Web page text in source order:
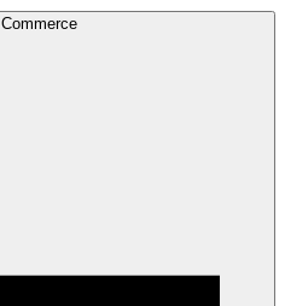
Commerce